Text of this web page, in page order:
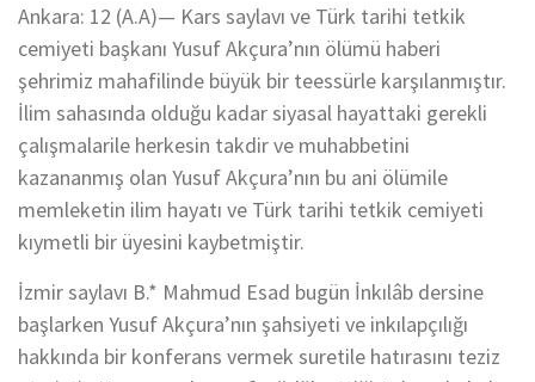
Ankara: 12 (A.A)— Kars saylavı ve Türk tarihi tetkik
cemiyeti başkanı Yusuf Akçura’nın ölümü haberi
şehrimiz mahafilinde büyük bir teessürle karşılanmıştır.
İlim sahasında olduğu kadar siyasal hayattaki gerekli
çalışmalarile herkesin takdir ve muhabbetini
kazananmış olan Yusuf Akçura’nın bu ani ölümile
memleketin ilim hayatı ve Türk tarihi tetkik cemiyeti
kıymetli bir üyesini kaybetmiştir.
İzmir saylavı B.* Mahmud Esad bugün İnkılâb dersine
başlarken Yusuf Akçura’nın şahsiyeti ve inkılapçılığı
hakkında bir konferans vermek suretile hatırasını teziz